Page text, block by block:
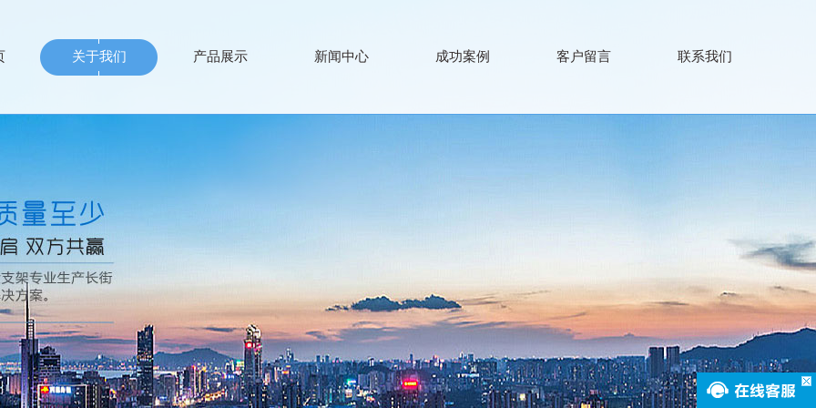
关于我们 产品展示 新闻中心 成功案例 客户留言 联系我们